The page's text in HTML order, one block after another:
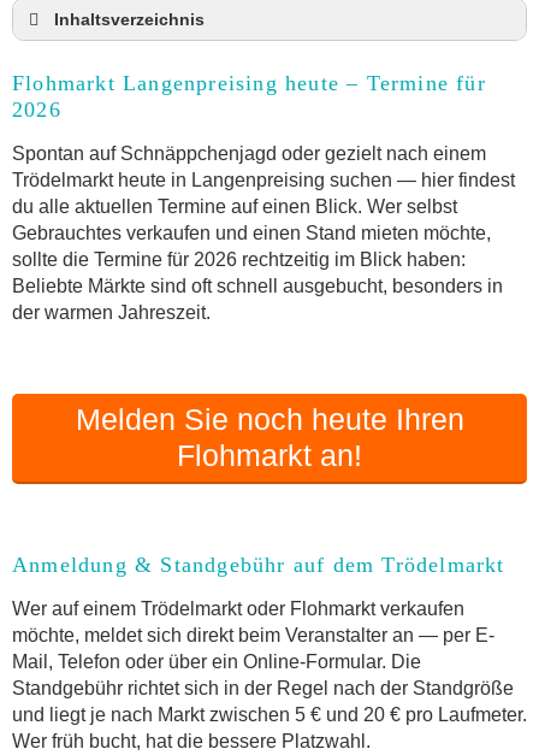
Inhaltsverzeichnis
2026
Online-Flohmarkt Langenpreising
Welche Trödelmarkt-Typen gibt es?
Aktuelle Flohmarkt-Termine für Langenpreising
und Umgebung
Kleinanzeigen Langenpreising als Alternative zum
Trödelmarkt
Flohmarkt-Termin melden
Flohmarkt Langenpreising heute – Termine für
2026
Spontan auf Schnäppchenjagd oder gezielt nach einem
Trödelmarkt heute in Langenpreising suchen — hier findest
du alle aktuellen Termine auf einen Blick. Wer selbst
Gebrauchtes verkaufen und einen Stand mieten möchte,
sollte die Termine für 2026 rechtzeitig im Blick haben:
Beliebte Märkte sind oft schnell ausgebucht, besonders in
der warmen Jahreszeit.
Melden Sie noch heute Ihren
Flohmarkt an!
Anmeldung & Standgebühr auf dem Trödelmarkt
Wer auf einem Trödelmarkt oder Flohmarkt verkaufen
möchte, meldet sich direkt beim Veranstalter an — per E-
Mail, Telefon oder über ein Online-Formular. Die
Standgebühr richtet sich in der Regel nach der Standgröße
und liegt je nach Markt zwischen 5 € und 20 € pro Laufmeter.
Wer früh bucht, hat die bessere Platzwahl.